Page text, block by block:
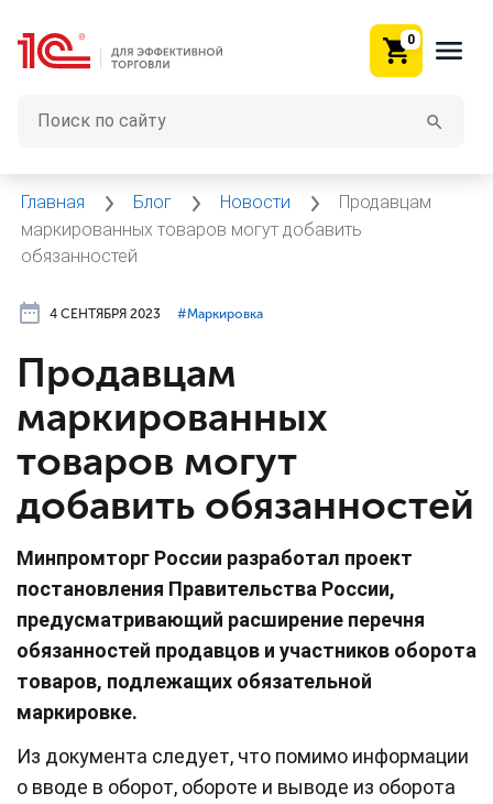
0
Главная Блог Новости
Продавцам
маркированных товаров могут добавить
обязанностей
4 СЕНТЯБРЯ 2023 #⁣Маркировка
Продавцам
маркированных
товаров могут
добавить обязанностей
Минпромторг России разработал проект
постановления Правительства России,
предусматривающий расширение перечня
обязанностей продавцов и участников оборота
товаров, подлежащих обязательной
маркировке.
Из документа следует, что помимо информации
о вводе в оборот, обороте и выводе из оборота